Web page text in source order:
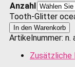
Anzahl
Tooth-Glitter
In den Warenkorb
Artikelnummer: n.
Zusätzliche